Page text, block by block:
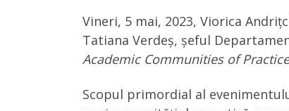
Vineri, 5 mai, 2023, Viorica
Tatiana Verdeș, șeful
Academic Communities of
Scopul primordial al